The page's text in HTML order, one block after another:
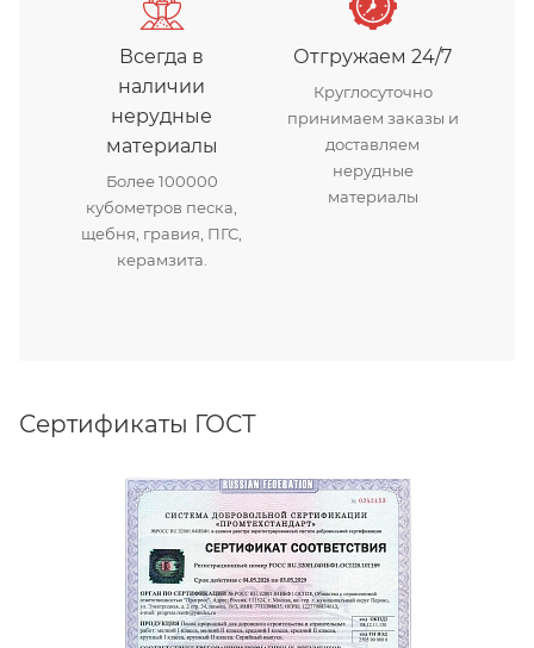
Всегда в
наличии
нерудные
материалы
Более 100000
кубометров песка,
щебня, гравия, ПГС,
керамзита.
Отгружаем 24/7
Круглосуточно
принимаем заказы и
доставляем
нерудные
материалы
Сертификаты ГОСТ